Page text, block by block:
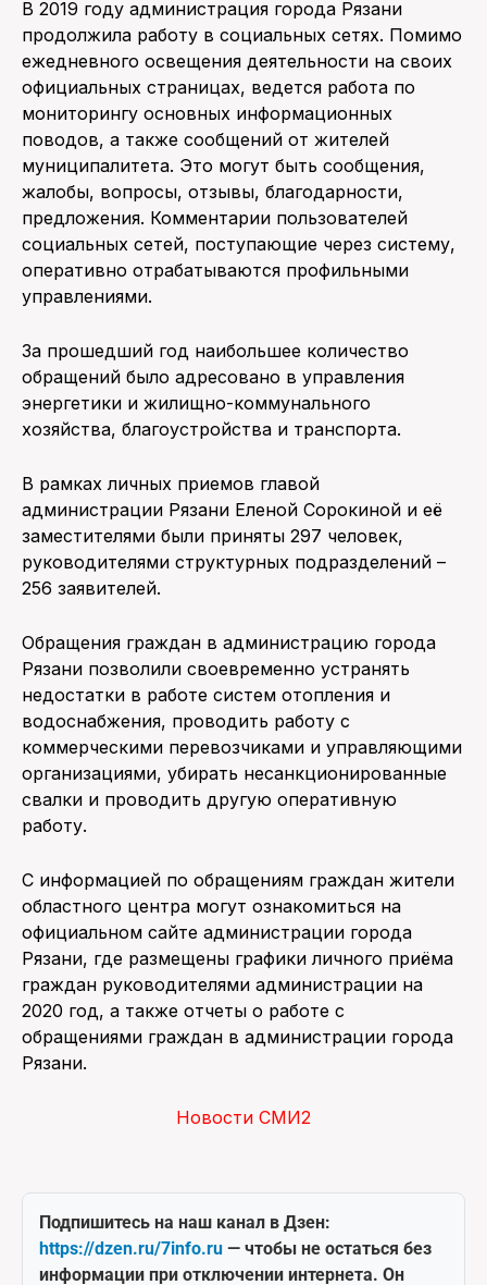
В 2019 году администрация города Рязани
продолжила работу в социальных сетях. Помимо
ежедневного освещения деятельности на своих
официальных страницах, ведется работа по
мониторингу основных информационных
поводов, а также сообщений от жителей
муниципалитета. Это могут быть сообщения,
жалобы, вопросы, отзывы, благодарности,
предложения. Комментарии пользователей
социальных сетей, поступающие через систему,
оперативно отрабатываются профильными
управлениями.
За прошедший год наибольшее количество
обращений было адресовано в управления
энергетики и жилищно-коммунального
хозяйства, благоустройства и транспорта.
В рамках личных приемов главой
администрации Рязани Еленой Сорокиной и её
заместителями были приняты 297 человек,
руководителями структурных подразделений –
256 заявителей.
Обращения граждан в администрацию города
Рязани позволили своевременно устранять
недостатки в работе систем отопления и
водоснабжения, проводить работу с
коммерческими перевозчиками и управляющими
организациями, убирать несанкционированные
свалки и проводить другую оперативную
работу.
С информацией по обращениям граждан жители
областного центра могут ознакомиться на
официальном сайте администрации города
Рязани, где размещены графики личного приёма
граждан руководителями администрации на
2020 год, а также отчеты о работе с
обращениями граждан в администрации города
Рязани.
Новости СМИ2
Подпишитесь на наш канал в Дзен:
https://dzen.ru/7info.ru — чтобы не остаться без
информации при отключении интернета. Он